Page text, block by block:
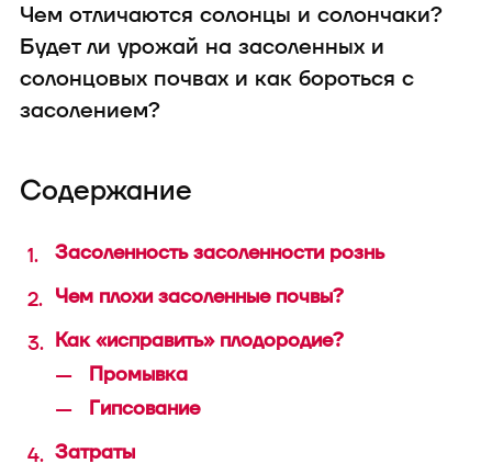
техника
Опрыскиватели
Внесение удобрений
Зерноперерабатывающая
SAPSUN
Чем отличаются солонцы и солончаки?
Будет ли урожай на засоленных и
солонцовых почвах и как бороться с
засолением?
Содержание
Засоленность засоленности рознь
Чем плохи засоленные почвы?
Как «исправить» плодородие?
Промывка
Гипсование
Затраты